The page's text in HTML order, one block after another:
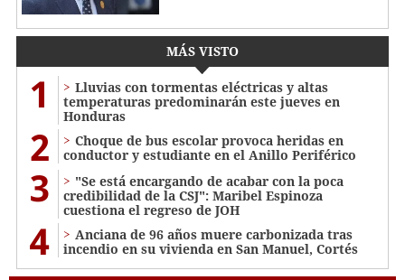
MÁS VISTO
1
Lluvias con tormentas eléctricas y altas
temperaturas predominarán este jueves en
Honduras
2
Choque de bus escolar provoca heridas en
conductor y estudiante en el Anillo Periférico
3
"Se está encargando de acabar con la poca
credibilidad de la CSJ": Maribel Espinoza
cuestiona el regreso de JOH
4
Anciana de 96 años muere carbonizada tras
incendio en su vivienda en San Manuel, Cortés